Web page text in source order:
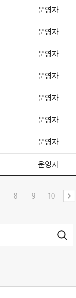
운영자
운영자
운영자
운영자
운영자
운영자
운영자
운영자
8 9 10